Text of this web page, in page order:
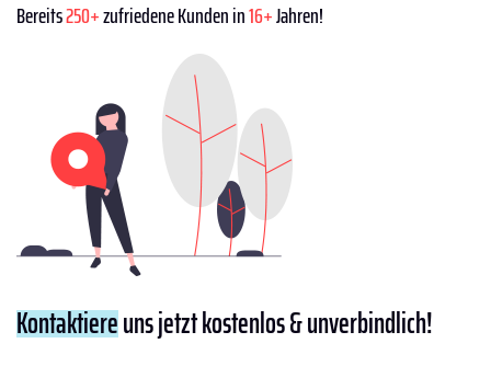
Bereits250+zufriedene Kunden in16+Jahren!
Kontaktiereuns jetzt kostenlos & unverbindlich!